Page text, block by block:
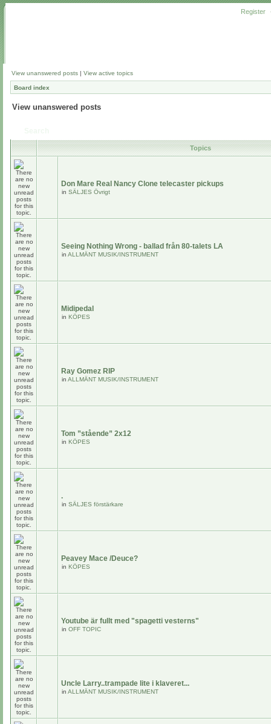
Register
View unanswered posts | View active topics
Board index
View unanswered posts
Topics
Don Mare Real Nancy Clone telecaster pickups
in SÄLJES Övrigt
Seeing Nothing Wrong - ballad från 80-talets LA
in ALLMÄNT MUSIK/INSTRUMENT
Midipedal
in KÖPES
Ray Gomez RIP
in ALLMÄNT MUSIK/INSTRUMENT
Tom ”stående” 2x12
in KÖPES
.
in SÄLJES förstärkare
Peavey Mace /Deuce?
in KÖPES
Youtube är fullt med "spagetti vesterns"
in OFF TOPIC
Uncle Larry..trampade lite i klaveret...
in ALLMÄNT MUSIK/INSTRUMENT